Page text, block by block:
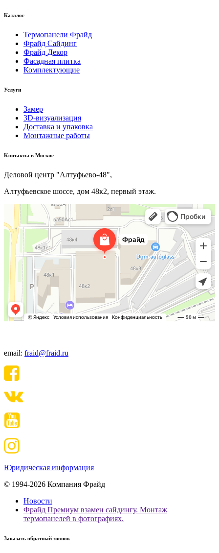
Каталог
Термопанели Фрайд
Фрайд Сайдинг
Фрайд Декор
Фасадная плитка
Комплектующие
Услуги
Замер
3D-визуализация
Доставка и упаковка
Монтажные работы
Kонтакты в Москве
Деловой центр "Алтуфьево-48",
Алтуфьевское шоссе, дом 48к2, первый этаж.
email: fraid@fraid.ru
Юридическая информация
© 1994-2026 Компания Фрайд
Новости
Фрайд Премиум взамен сайдингу. Монтаж
термопанелей в фотографиях.
Заказать обратный звонок